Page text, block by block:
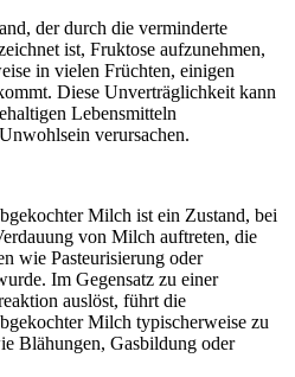
der durch die verminderte
ist, Fruktose aufzunehmen,
in vielen Früchten, einigen
Diese Unverträglichkeit kann
Lebensmitteln
verursachen.
Milch ist ein Zustand, bei
von Milch auftreten, die
wie Pasteurisierung oder
Im Gegensatz zu einer
auslöst, führt die
Milch typischerweise zu
Blähungen, Gasbildung oder